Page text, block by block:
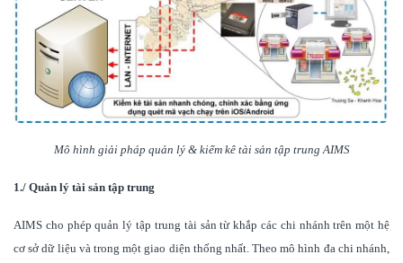
Mô hình giải pháp quản lý & kiểm kê tài sản tập trung AIMS
1./ Quản lý tài sản tập trung
AIMS cho phép quản lý tập trung tài sản từ khắp các chi nhánh trên một hệ
cơ sở dữ liệu và trong một giao diện thống nhất. Theo mô hình đa chi nhánh,